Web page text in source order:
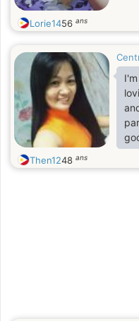
Lorie1456 ans
Then1248 ans